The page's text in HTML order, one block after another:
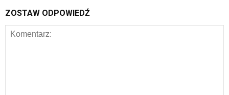
ZOSTAW ODPOWIEDŹ